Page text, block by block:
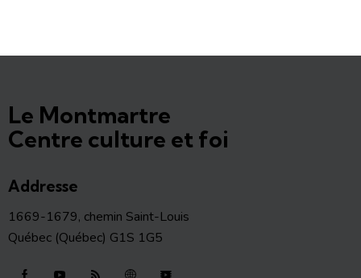
Le Montmartre
Centre culture et foi
Addresse
1669-1679, chemin Saint-Louis
Québec (Québec) G1S 1G5